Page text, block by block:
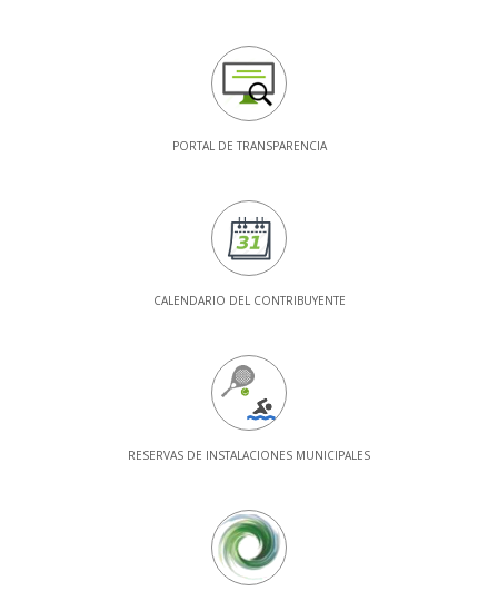
PORTAL DE TRANSPARENCIA
CALENDARIO DEL CONTRIBUYENTE
RESERVAS DE INSTALACIONES MUNICIPALES